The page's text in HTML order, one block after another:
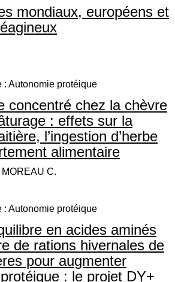
mondiaux, européens et
: Autonomie protéique
concentré chez la chèvre
: effets sur la
l’ingestion d’herbe
alimentaire
C.
: Autonomie protéique
en acides aminés
de rations hivernales de
pour augmenter
: le projet DY+